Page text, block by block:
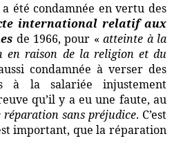
a été condamnée en vertu des
international relatif aux
de 1966, pour «atteinte à la
en raison de la religion et du
condamnée à verser des
à la salariée injustement
qu’il y a eu une faute, au
réparation sans préjudice. C’est
important, que la réparation